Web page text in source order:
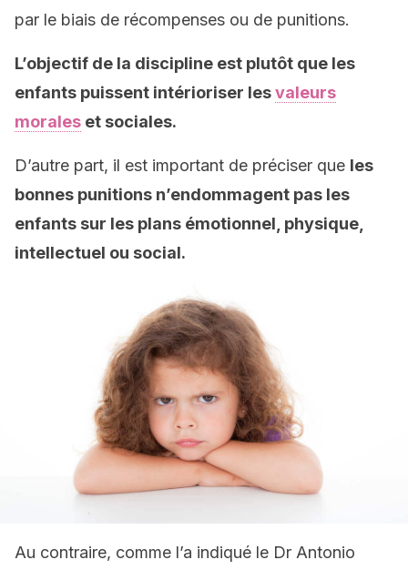
par le biais de récompenses ou de punitions.
L’objectif de la discipline est plutôt que les
enfants puissent intérioriser lesvaleurs
morales et sociales.
D’autre part, il est important de préciser que les
bonnes punitions n’endommagent pas les
enfants sur les plans émotionnel, physique,
intellectuel ou social.
Au contraire, comme l’a indiqué le Dr Antonio